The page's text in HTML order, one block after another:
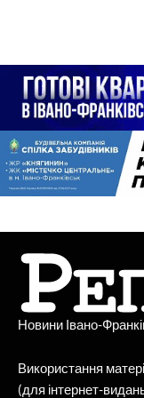
Новини Івано-
Використання
(для інтернет-